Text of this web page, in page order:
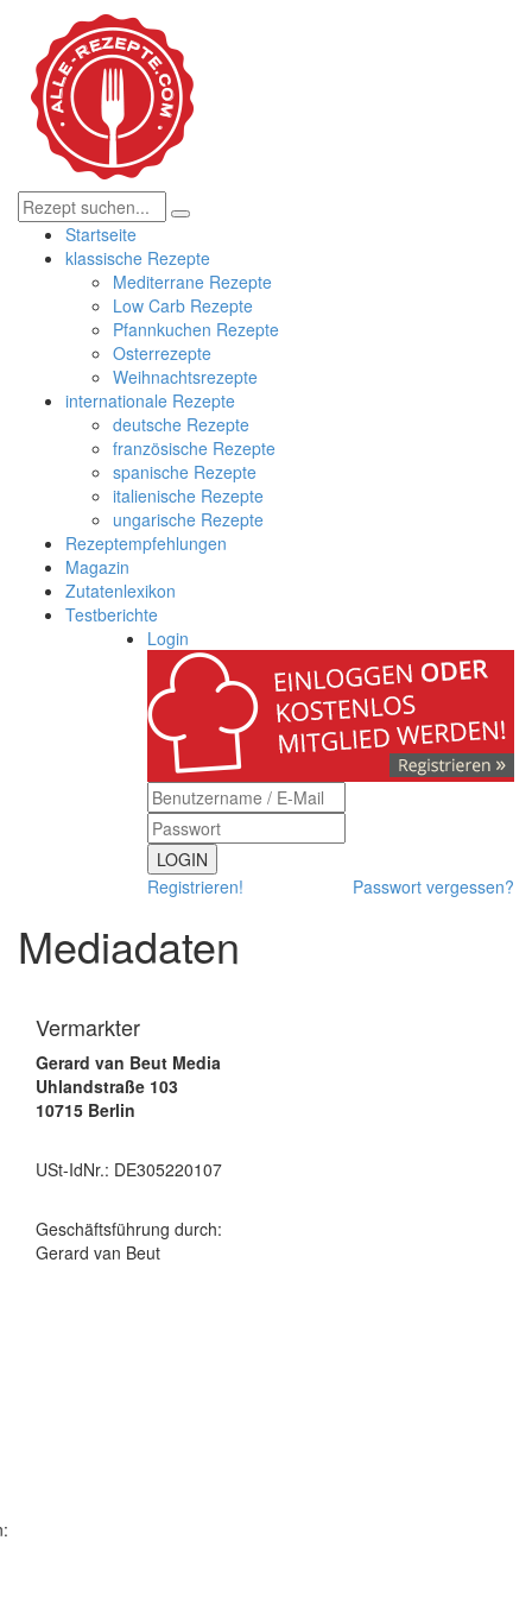
Startseite
klassische Rezepte
Mediterrane Rezepte
Low Carb Rezepte
Pfannkuchen Rezepte
Osterrezepte
Weihnachtsrezepte
internationale Rezepte
deutsche Rezepte
französische Rezepte
spanische Rezepte
italienische Rezepte
ungarische Rezepte
Rezeptempfehlungen
Magazin
Zutatenlexikon
Testberichte
Login
LOGIN
Registrieren!
Passwort vergessen?
Mediadaten
Vermarkter
Gerard van Beut Media
Uhlandstraße 103
10715 Berlin
USt-IdNr.: DE305220107
Geschäftsführung durch:
Gerard van Beut